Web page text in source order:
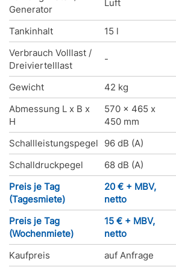
Generator
Luft
Tankinhalt 15 l
Verbrauch Volllast /
Dreiviertelllast
-
Gewicht 42 kg
Abmessung L x B x
H
570 x 465 x
450 mm
Schallleistungspegel
96 dB (A)
Schalldruckpegel
68 dB (A)
Preis je Tag
(Tagesmiete)
20 € + MBV,
netto
Preis je Tag
(Wochenmiete)
15 € + MBV,
netto
Kaufpreis
auf Anfrage